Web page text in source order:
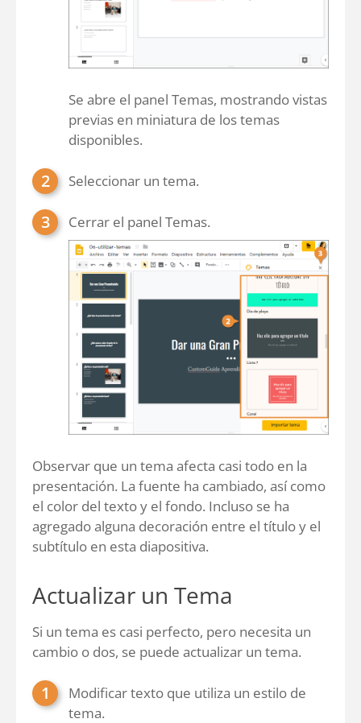
Se abre el panel Temas, mostrando vistas
previas en miniatura de los temas
disponibles.
Seleccionar un tema.
Cerrar el panel Temas.
Observar que un tema afecta casi todo en la
presentación. La fuente ha cambiado, así como
el color del texto y el fondo. Incluso se ha
agregado alguna decoración entre el título y el
subtítulo en esta diapositiva.
Actualizar un Tema
Si un tema es casi perfecto, pero necesita un
cambio o dos, se puede actualizar un tema.
Modificar texto que utiliza un estilo de
tema.